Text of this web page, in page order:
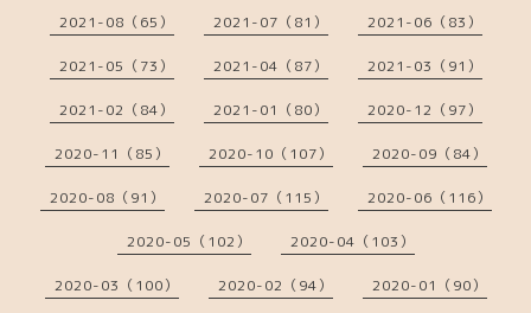
2021-08（65） 2021-07（81） 2021-06（83）
2021-05（73） 2021-04（87） 2021-03（91）
2021-02（84） 2021-01（80） 2020-12（97）
2020-11（85） 2020-10（107） 2020-09（84）
2020-08（91） 2020-07（115） 2020-06（116）
2020-05（102） 2020-04（103）
2020-03（100） 2020-02（94） 2020-01（90）